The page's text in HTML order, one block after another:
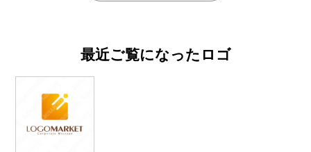
最近ご覧になったロゴ